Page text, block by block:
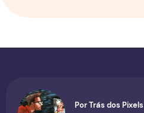
Por Trás dos Pixels